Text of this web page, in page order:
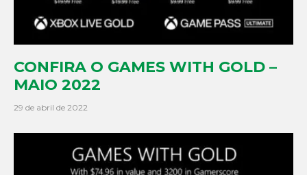
CONFIRA O GAMES WITH GOLD –
MAIO 2022
29 de abril de 2022